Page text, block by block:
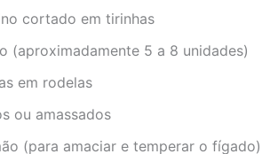
cortado em tirinhas
(aproximadamente 5 a 8 unidades)
em rodelas
ou amassados
(para amaciar e temperar o fígado)